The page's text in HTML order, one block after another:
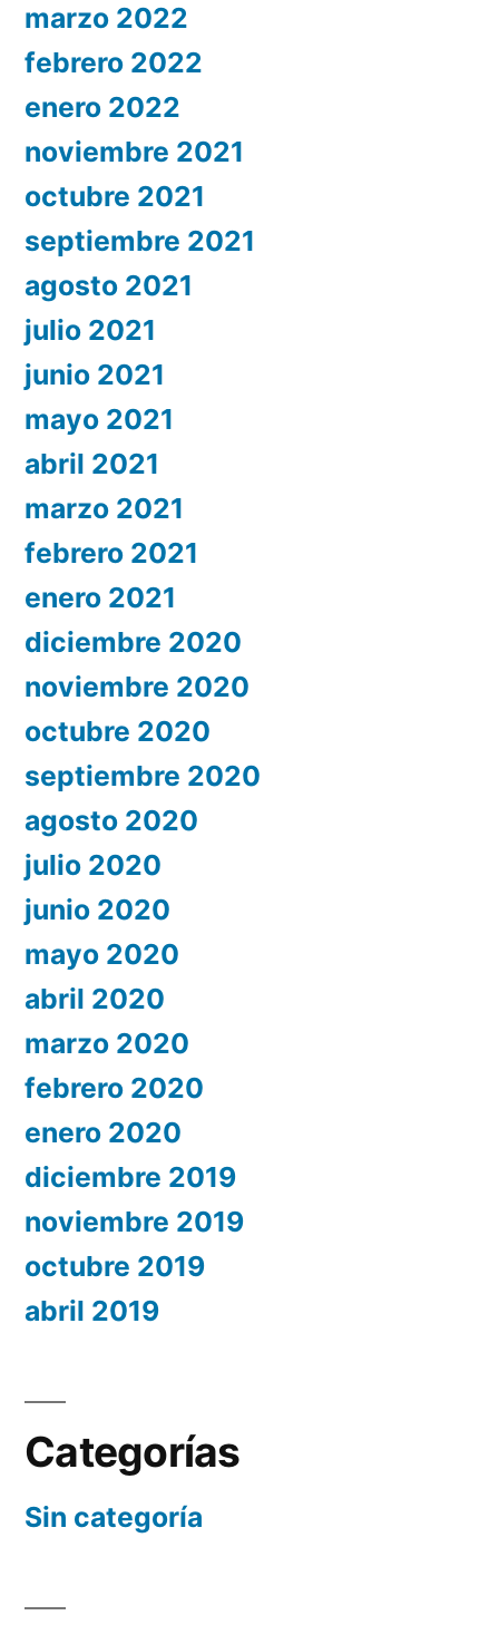
marzo 2022
febrero 2022
enero 2022
noviembre 2021
octubre 2021
septiembre 2021
agosto 2021
julio 2021
junio 2021
mayo 2021
abril 2021
marzo 2021
febrero 2021
enero 2021
diciembre 2020
noviembre 2020
octubre 2020
septiembre 2020
agosto 2020
julio 2020
junio 2020
mayo 2020
abril 2020
marzo 2020
febrero 2020
enero 2020
diciembre 2019
noviembre 2019
octubre 2019
abril 2019
Categorías
Sin categoría